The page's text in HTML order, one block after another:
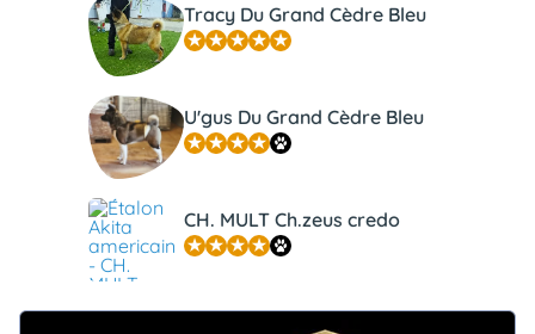
Tracy Du Grand Cèdre Bleu
U'gus Du Grand Cèdre Bleu
CH. MULT Ch.zeus credo